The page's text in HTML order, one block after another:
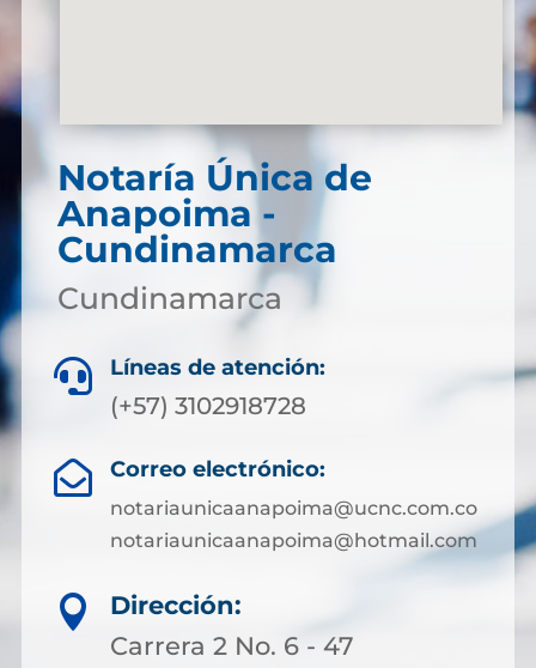
Notaría Única de
Anapoima -
Cundinamarca
Cundinamarca
 Líneas de atención:
(+57) 3102918728
 Correo electrónico:
notariaunicaanapoima@ucnc.com.co
notariaunicaanapoima@hotmail.com

Dirección:
Carrera 2 No. 6 - 47